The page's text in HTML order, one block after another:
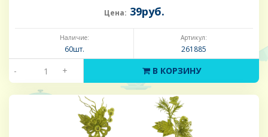
Цена: 39руб.
Наличие:
60шт.
Артикул:
261885
- + В КОРЗИНУ